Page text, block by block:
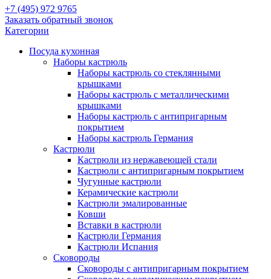
+7 (495) 972 9765
Заказать обратный звонок
Категории
Посуда кухонная
Наборы кастрюль
Наборы кастрюль со стеклянными
крышками
Наборы кастрюль с металлическими
крышками
Наборы кастрюль с антипригарным
покрытием
Наборы кастрюль Германия
Кастрюли
Кастрюли из нержавеющей стали
Кастрюли с антипригарным покрытием
Чугунные кастрюли
Керамические кастрюли
Кастрюли эмалированные
Ковши
Вставки в кастрюли
Кастрюли Германия
Кастрюли Испания
Сковороды
Сковороды с антипригарным покрытием